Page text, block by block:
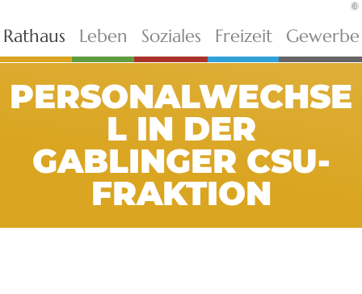
©
Rathaus Leben Soziales Freizeit Gewerbe
PERSONALWECHSE
L IN DER
GABLINGER CSU-
FRAKTION